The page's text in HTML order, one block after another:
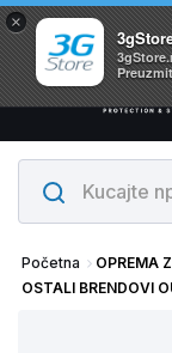
× Svi
Početna OPREMA
OSTALI BRENDOVI